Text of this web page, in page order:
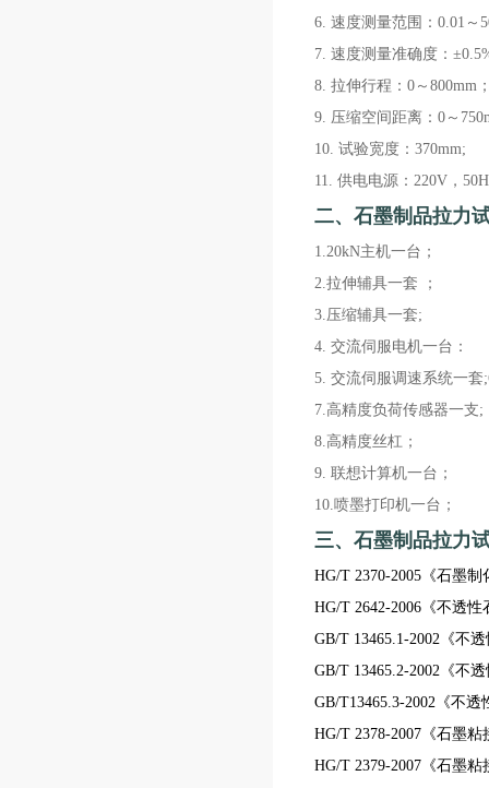
6. 速度测量范围：0.01～
7. 速度测量准确度：
8. 拉伸行程：0～800mm
9. 压缩空间距离：0～
10. 试验宽度：370mm;
11. 供电电源：220V，
二、 石墨制品拉力
1.20kN主机一台；
2.拉伸辅具一套 ；
3.压缩辅具一套;
4. 交流伺服电机一台：
5. 交流伺服调速系统一套;
7.高精度负荷传感器一支;
8.高精度丝杠；
9. 联想计算机一台；
10.喷墨打印机一台；
三、 石墨制品拉力
HG/T 2370-2005《石墨
HG/T 2642-2006《不透
GB/T 13465.1-2002《不
GB/T 13465.2-2002《不
GB/T13465.3-2002《不
HG/T 2378-2007《石墨
HG/T 2379-2007《石墨